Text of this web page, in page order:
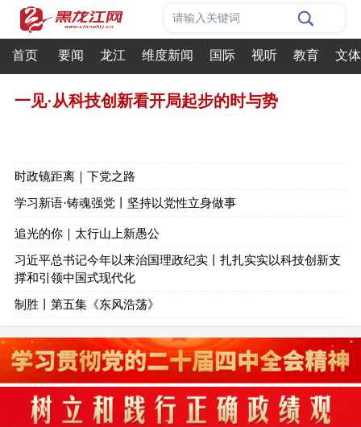
请输入关键词
首页 要闻 龙江 维度新闻 国际 视听 教育 文体
一见·从科技创新看开局起步的时与势
时政镜距离｜下党之路
学习新语·铸魂强党丨坚持以党性立身做事
追光的你｜太行山上新愚公
习近平总书记今年以来治国理政纪实丨扎扎实实以科技创新支
撑和引领中国式现代化
制胜丨第五集《东风浩荡》